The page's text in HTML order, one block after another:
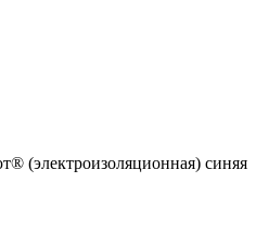
(электроизоляционная) синяя